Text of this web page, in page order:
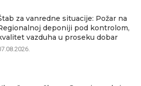
za vanredne situacije: Požar na
deponiji pod kontrolom,
vazduha u proseku dobar